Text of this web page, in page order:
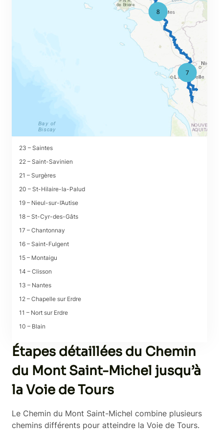
23 – Saintes
22 – Saint-Savinien
21 – Surgères
20 – St-Hilaire-la-Palud
19 – Nieul-sur-l’Autise
18 – St-Cyr-des-Gâts
17 – Chantonnay
16 – Saint-Fulgent
15 – Montaigu
14 – Clisson
13 – Nantes
12 – Chapelle sur Erdre
11 – Nort sur Erdre
10 – Blain
8 – Langon
7 – Saint Malo de Phily
5 – Rennes
4 – Saint Medard sur Ille
3 – Sens de Bretagne
Étapes détaillées du Chemin
du Mont Saint-Michel jusqu’à
la Voie de Tours
Le Chemin du Mont Saint-Michel combine plusieurs
chemins différents pour atteindre la Voie de Tours.